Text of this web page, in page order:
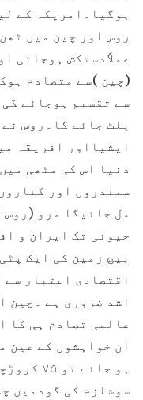
ہوگیا۔امریکہ کے
روس اور چین میں
عملاًدستکش ہوجاتی
(چین )سے متصادم
سے تقسیم ہوجائے
پلٹ جائے گا۔روس
ایشیااور افریقہ
دنیا اس کی مٹھی
سمندروں اور
مل جائیگا مرو
جیونی تک ایران و
بیچ زمین کی ایک
اقتصادی اعتبار
اشد ضروری ہے ۔چین
عالمی تصادم ہی کا
ان خواہشوں کے عین
سوشلزم کی گودمیں